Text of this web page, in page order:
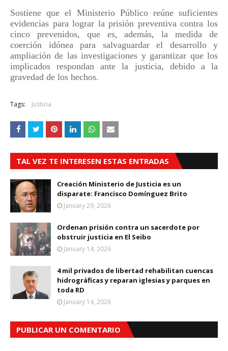
Sostiene que el Ministerio Público reúne suficientes
evidencias para lograr la prisión preventiva contra los
cinco prevenidos, que es, además, la medida de
coerción idónea para salvaguardar el desarrollo y
ampliación de las investigaciones y garantizar que los
implicados respondan ante la justicia, debido a la
gravedad de los hechos.
Tags: Justicia
TAL VEZ TE INTERESEN ESTAS ENTRADAS
Creación Ministerio de Justicia es un
disparate: Francisco Domínguez Brito
January 29, 2026
Ordenan prisión contra un sacerdote por
obstruir justicia en El Seibo
January 14, 2026
4 mil privados de libertad rehabilitan cuencas
hidrográficas y reparan iglesias y parques en
toda RD
January 14, 2026
PUBLICAR UN COMENTARIO